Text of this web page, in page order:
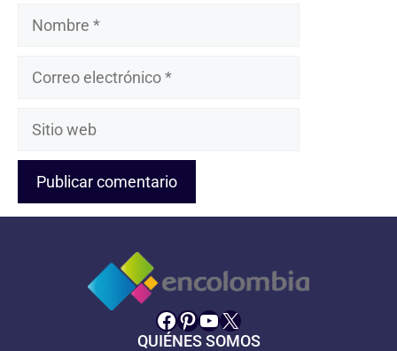
Nombre
Sitio
Facebook
Pinterest
YouTube
X
QUIÉNES SOMOS